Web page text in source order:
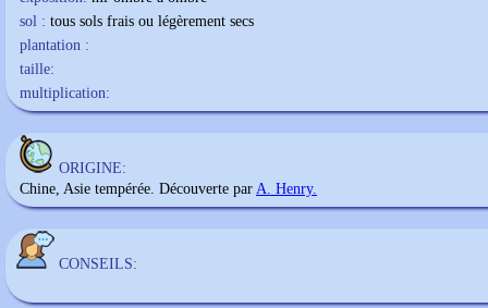
sol : tous sols frais ou légèrement secs
plantation :
taille:
multiplication:
ORIGINE:
Chine, Asie tempérée. Découverte par A. Henry.
CONSEILS: